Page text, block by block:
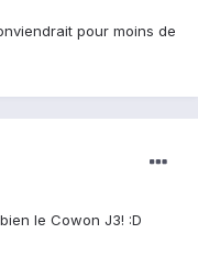
pour moins de
le Cowon J3! :D